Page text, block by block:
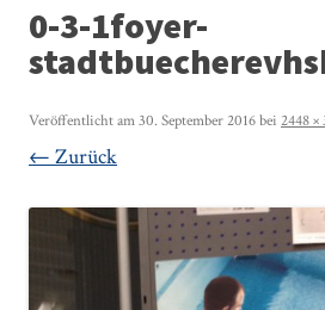
0-3-1foyer-
Veröffentlicht am30. September 2016bei 2448 ×
← Zurück